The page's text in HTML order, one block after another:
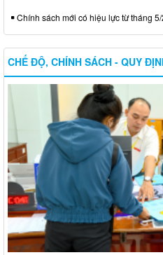
Chính sách mới có hiệu lực từ tháng
CHẾ ĐỘ, CHÍNH SÁCH - QUY